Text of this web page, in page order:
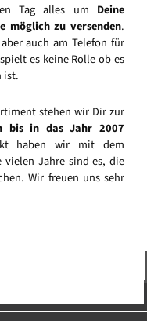
Tag alles um Deine
möglich zu versenden.
auch am Telefon für
es keine Rolle ob es
ist.
stehen wir Dir zur
bis in das Jahr 2007
haben wir mit dem
vielen Jahre sind es, die
Wir freuen uns sehr